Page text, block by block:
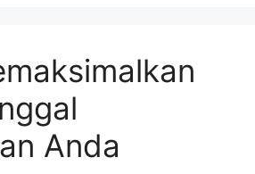
Anda